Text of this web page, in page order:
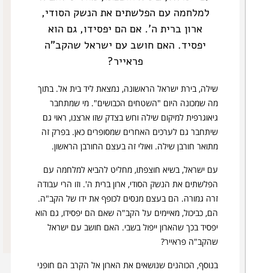
זכריה
מלאכי
האזנה: הפרק היומי, התקציר, גילי זיוון, הרבה תמרה
שיפרין, איל שבי, הרב דוד מנחם והרב בני לאו
למלחמה עם הפלשתים את הנשק הסודי,
ארון ברית ה'. אם הם יפסידו, גם הוא
יפסיד. האם חושב עם ישראל שהקב"ה
פראייר?
שילה, בירת ישראל הראשונה, נמצאת ליד בית אל. בתוך
מה שמכונה היום "השטחים הכבושים".מי שמתחבר
גיאוגרפית למיקום שילה וחש בצדק שזו ארצנו, ראוי גם
שיתחבר גם לערכים האחרים שמסופרים כאן. בפרק זה
מתואר חורבן שילה. ואולי זה בעצם החורבן הראשון.
עם ישראל, בשיא חוצפתו, מחליט להביא למלחמה עם
הפלשתים את הנשק הסודי, ארון ברית ה'. וזו הרי עבודה
זרה גמורה. הם בעצם מנסים לכופף את ידו של הקב"ה.
הם, כביכול, מאיימים על הקב"ה שאם הם יפסידו, גם הוא
יפסיד בכך שהארון ייפול בשבי. האם חושב עם ישראל
שהקב"ה פראייר?
בנוסף, הכוהנים שנושאים את הארון אל הקרב הם חופני